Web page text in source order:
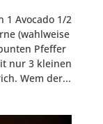
1 Avocado 1/2
(wahlweise
Pfeffer
nur 3 kleinen
Wem der...